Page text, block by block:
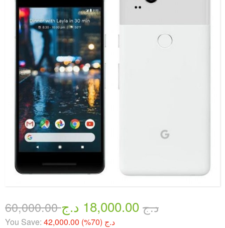
60,000.00 د.ج
You Save:
42,000.00 د.ج (70%)